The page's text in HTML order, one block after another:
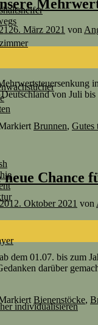
individualisieren
26. März 2021 von
von Juli
Brunnen, Gutes
Chance
12. Oktober 2021 von
dem 01.07. bis zum
darüber
Bienenstöcke,